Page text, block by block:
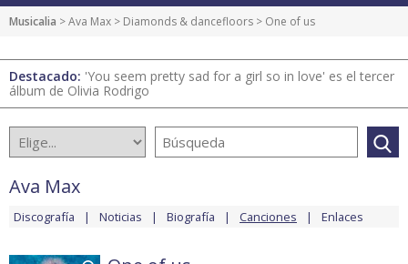
Musicalia >Ava Max > Diamonds & dancefloors > One of us
Destacado: 'You seem pretty sad for a girl so in love' es el tercer
álbum de Olivia Rodrigo
Ava Max
Discografía Noticias Biografía Canciones Enlaces